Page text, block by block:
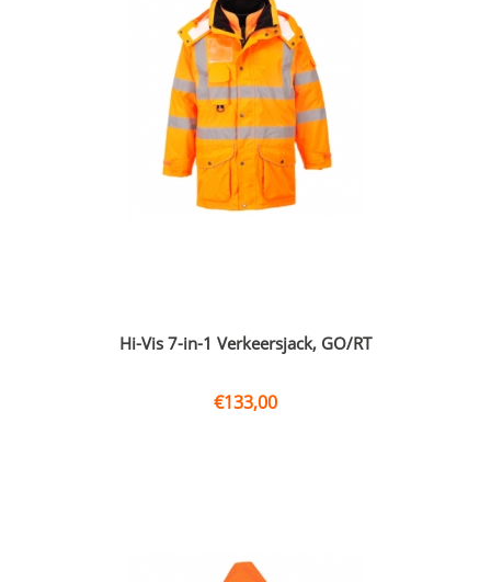
Hi-Vis 7-in-1 Verkeersjack, GO/RT
€133,00